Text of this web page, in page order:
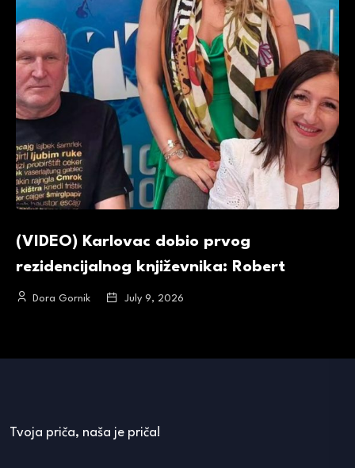
(VIDEO) Karlovac dobio prvog
rezidencijalnog književnika: Robert
Dora Gornik July 9, 2026
Tvoja priča, naša je priča!